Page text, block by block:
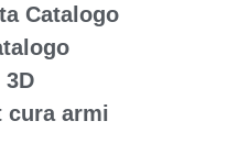
Catalogo
cura armi